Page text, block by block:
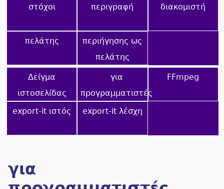
στόχοι περιγραφή διακομιστή
πελάτης
περιήγησης ως
πελάτης
Δείγμα
ιστοσελίδας
για
προγραμματιστές
FFmpeg
export-it ιστός export-it λέσχη
για